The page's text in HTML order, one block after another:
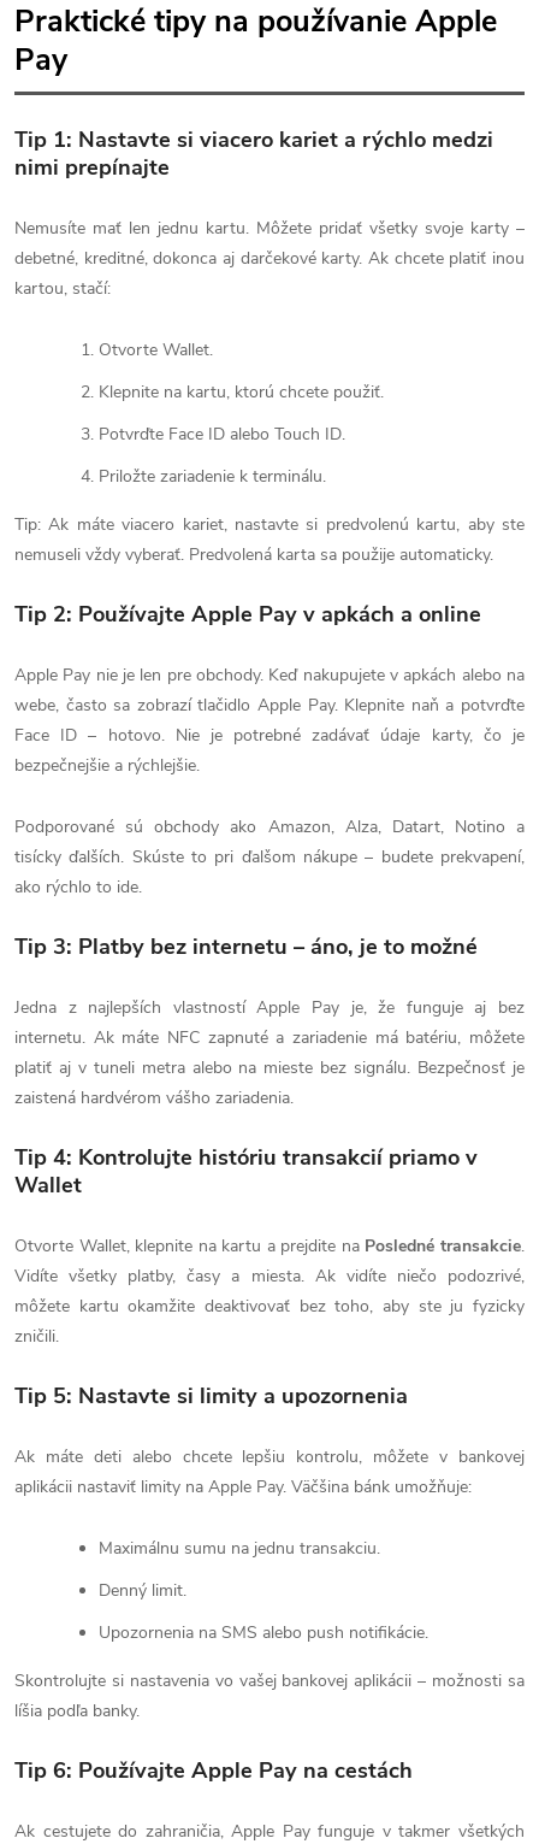
Praktické tipy na používanie Apple
Pay
Tip 1: Nastavte si viacero kariet a rýchlo medzi
nimi prepínajte
Nemusíte mať len jednu kartu. Môžete pridať všetky svoje karty –
debetné, kreditné, dokonca aj darčekové karty. Ak chcete platiť inou
kartou, stačí:
Otvorte Wallet.
Klepnite na kartu, ktorú chcete použiť.
Potvrďte Face ID alebo Touch ID.
Priložte zariadenie k terminálu.
Tip: Ak máte viacero kariet, nastavte si predvolenú kartu, aby ste
nemuseli vždy vyberať. Predvolená karta sa použije automaticky.
Tip 2: Používajte Apple Pay v apkách a online
Apple Pay nie je len pre obchody. Keď nakupujete v apkách alebo na
webe, často sa zobrazí tlačidlo Apple Pay. Klepnite naň a potvrďte
Face ID – hotovo. Nie je potrebné zadávať údaje karty, čo je
bezpečnejšie a rýchlejšie.
Podporované sú obchody ako Amazon, Alza, Datart, Notino a
tisícky ďalších. Skúste to pri ďalšom nákupe – budete prekvapení,
ako rýchlo to ide.
Tip 3: Platby bez internetu – áno, je to možné
Jedna z najlepších vlastností Apple Pay je, že funguje aj bez
internetu. Ak máte NFC zapnuté a zariadenie má batériu, môžete
platiť aj v tuneli metra alebo na mieste bez signálu. Bezpečnosť je
zaistená hardvérom vášho zariadenia.
Tip 4: Kontrolujte históriu transakcií priamo v
Wallet
Otvorte Wallet, klepnite na kartu a prejdite na Posledné transakcie.
Vidíte všetky platby, časy a miesta. Ak vidíte niečo podozrivé,
môžete kartu okamžite deaktivovať bez toho, aby ste ju fyzicky
zničili.
Tip 5: Nastavte si limity a upozornenia
Ak máte deti alebo chcete lepšiu kontrolu, môžete v bankovej
aplikácii nastaviť limity na Apple Pay. Väčšina bánk umožňuje:
Maximálnu sumu na jednu transakciu.
Denný limit.
Upozornenia na SMS alebo push notifikácie.
Skontrolujte si nastavenia vo vašej bankovej aplikácii – možnosti sa
líšia podľa banky.
Tip 6: Používajte Apple Pay na cestách
Ak cestujete do zahraničia, Apple Pay funguje v takmer všetkých